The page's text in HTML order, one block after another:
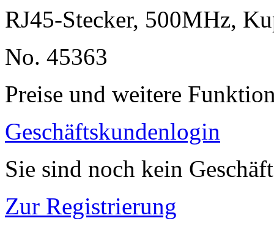
RJ45-Stecker, 500MHz,
No. 45363
Preise und weitere
Geschäftskundenlogin
Sie sind noch kein
Zur Registrierung